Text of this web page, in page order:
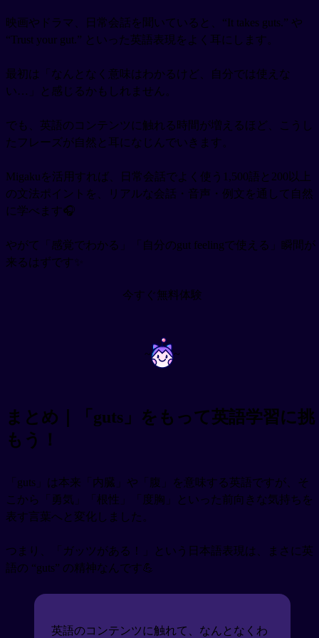
映画やドラマ、日常会話を聞いていると、“It takes guts.” や
“Trust your gut.” といった英語表現をよく耳にします。
最初は「なんとなく意味はわかるけど、自分では使えな
い…」と感じるかもしれません。
でも、英語のコンテンツに触れる時間が増えるほど、こうし
たフレーズが自然と耳になじんでいきます。
Migakuを活用すれば、日常会話でよく使う1,500語と200以上
の文法ポイントを、リアルな会話・音声・例文を通して自然
に学べます🎧
やがて「感覚でわかる」「自分のgut feelingで使える」瞬間が
来るはずです✨
今すぐ無料体験
~ ~
まとめ｜「guts」をもって英語学習に挑
もう！
「guts」は本来「内臓」や「腹」を意味する英語ですが、そ
こから「勇気」「根性」「度胸」といった前向きな気持ちを
表す言葉へと変化しました。
つまり、「ガッツがある！」という日本語表現は、まさに英
語の “guts” の精神なんです💪
英語のコンテンツに触れて、なんとなくわ